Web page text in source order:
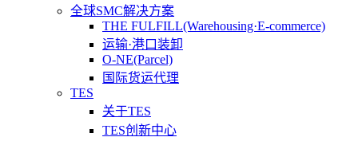
全球SMC解决方案
THE FULFILL(Warehousing·E-commerce)
运输·港口装卸
O-NE(Parcel)
国际货运代理
TES
关于TES
TES创新中心